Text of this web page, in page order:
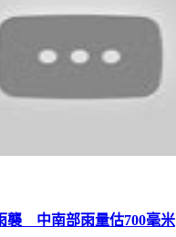
襲 中南部雨量估700毫米